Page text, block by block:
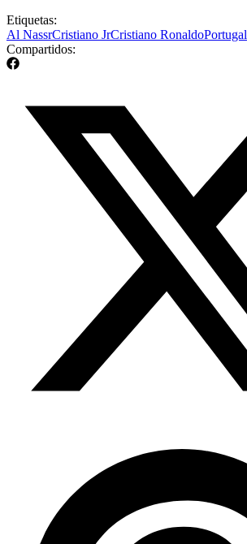
Etiquetas:
Al NassrCristiano JrCristiano RonaldoPortugal
Compartidos: